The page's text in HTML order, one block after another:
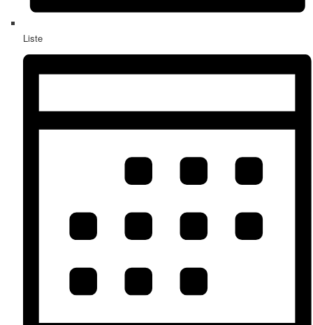
Liste